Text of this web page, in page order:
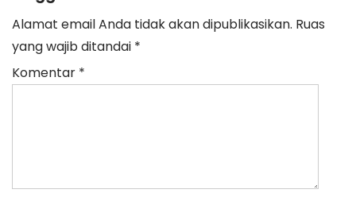
Alamat email Anda tidak akan dipublikasikan. Ruas
yang wajib ditandai *
Komentar *